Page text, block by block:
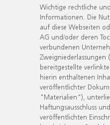
Wichtige rechtliche
Informationen. Die
auf diese Webseiten
AG und/oder deren
verbundenen
Zweigniederlassungen
bereitgestellte
hierin enthaltenen
veröffentlichter
"Materialien"),
Haftungsausschluss
veröffentlichten